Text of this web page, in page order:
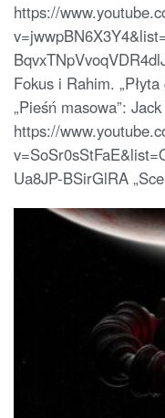
https://
Fokus i Rahim.
„Pieśń masowa”:
https://
Ua8JP-BSirGlRA